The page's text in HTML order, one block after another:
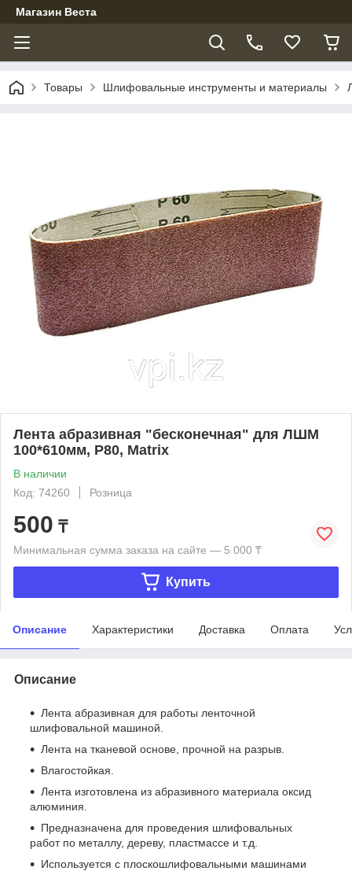
Магазин Веста
Товары Шлифовальные инструменты и материалы
Лента абразивная "бесконечная" для ЛШМ
100*610мм, Р80, Matrix
В наличии
Код: 74260
Розница
500 ₸
Минимальная сумма заказа на сайте — 5 000 ₸
Купить
Описание Характеристики Доставка Оплата
Описание
Лента абразивная для работы ленточной
шлифовальной машиной.
Лента на тканевой основе, прочной на разрыв.
Влагостойкая.
Лента изготовлена из абразивного материала оксид
алюминия.
Предназначена для проведения шлифовальных
работ по металлу, дереву, пластмассе и т.д.
Используется с плоскошлифовальными машинами